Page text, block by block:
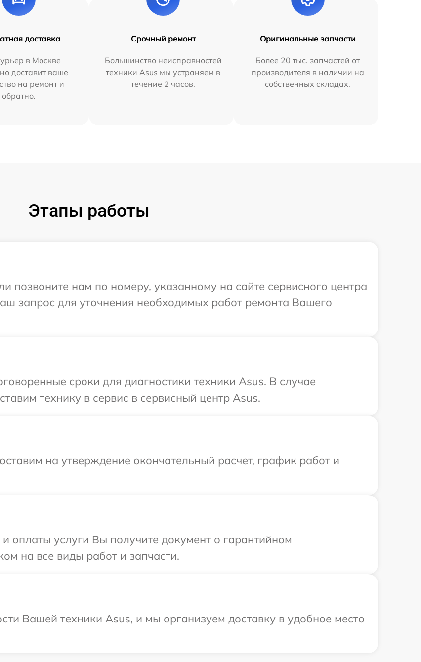
доставка
в Москве
доставит ваше
на ремонт и
обратно.
Срочный ремонт
Большинство неисправностей
техники Asus мы устраняем в
течение 2 часов.
Оригинальные запчасти
Более 20 тыс. запчастей от
производителя в наличии на
собственных складах.
Этапы работы
позвоните нам по номеру, указанному на сайте сервисного центра
запрос для уточнения необходимых работ ремонта Вашего
сроки для диагностики техники Asus. В случае
технику в сервис в сервисный центр Asus.
на утверждение окончательный расчет, график работ и
и оплаты услуги Вы получите документ о гарантийном
на все виды работ и запчасти.
Вашей техники Asus, и мы организуем доставку в удобное место